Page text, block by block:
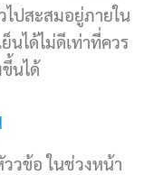
ปสะสมอยู่ภายใน
นได้ไม่ดีเท่าที่ควร
นได้
ววข้อ ในช่วงหน้า